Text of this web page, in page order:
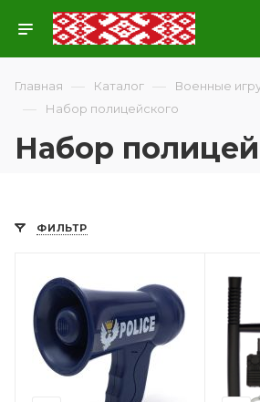
Главная — Каталог — Военные
— Набор полицейского
Набор
ФИЛЬТР